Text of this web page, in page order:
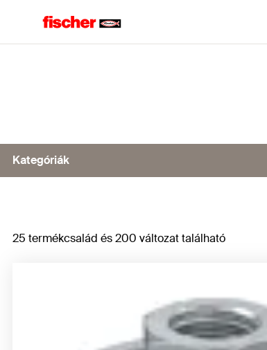
Kategóriák
Csatlakozók acélokhoz
25 termékcsalád és 200 változat található